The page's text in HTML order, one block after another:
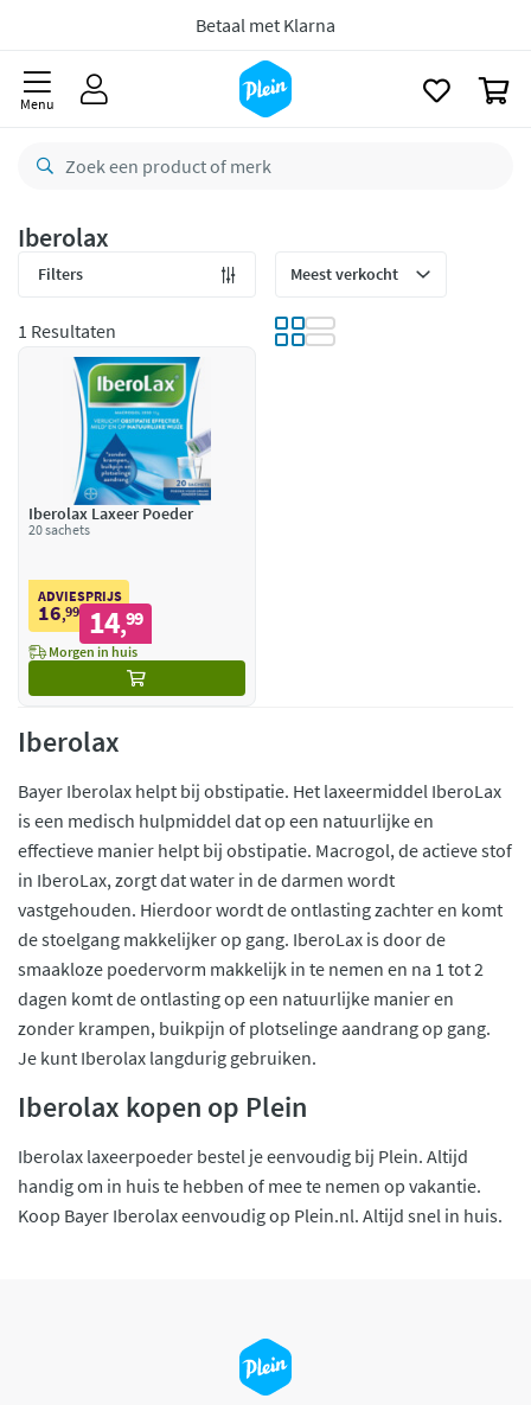
CO2 neutraal
Betaal met Klarna
Menu
Iberolax
Filters
1 Resultaten
Iberolax Laxeer Poeder
20 sachets
ADVIESPRIJS
16,99 14,99
Morgen in huis
Iberolax
Bayer Iberolax helpt bij obstipatie. Het laxeermiddel IberoLax
is een medisch hulpmiddel dat op een natuurlijke en
effectieve manier helpt bij obstipatie. Macrogol, de actieve stof
in IberoLax, zorgt dat water in de darmen wordt
vastgehouden. Hierdoor wordt de ontlasting zachter en komt
de stoelgang makkelijker op gang. IberoLax is door de
smaakloze poedervorm makkelijk in te nemen en na 1 tot 2
dagen komt de ontlasting op een natuurlijke manier en
zonder krampen, buikpijn of plotselinge aandrang op gang.
Je kunt Iberolax langdurig gebruiken.
Iberolax kopen op Plein
Iberolax laxeerpoeder bestel je eenvoudig bij Plein. Altijd
handig om in huis te hebben of mee te nemen op vakantie.
Koop Bayer Iberolax eenvoudig op Plein.nl. Altijd snel in huis.